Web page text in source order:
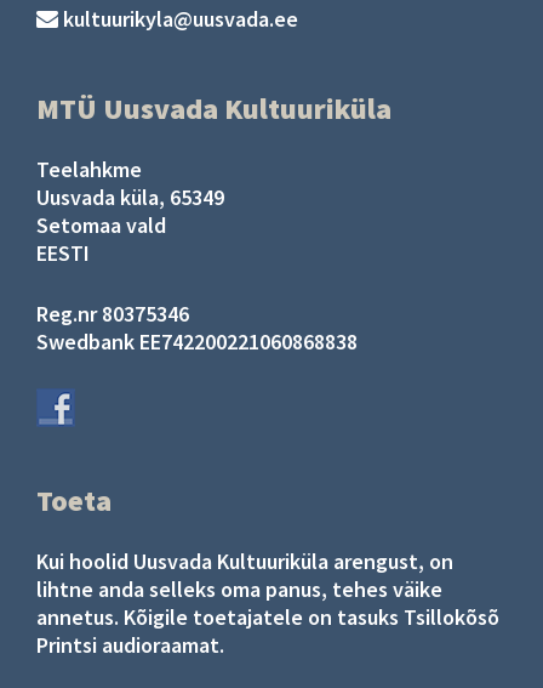
kultuurikyla@uusvada.ee
MTÜ Uusvada Kultuuriküla
Teelahkme
Uusvada küla, 65349
Setomaa vald
EESTI
Reg.nr 80375346
Swedbank EE742200221060868838
Toeta
Kui hoolid Uusvada Kultuuriküla arengust, on
lihtne anda selleks oma panus, tehes väike
annetus. Kõigile toetajatele on tasuks Tsillokõsõ
Printsi audioraamat.